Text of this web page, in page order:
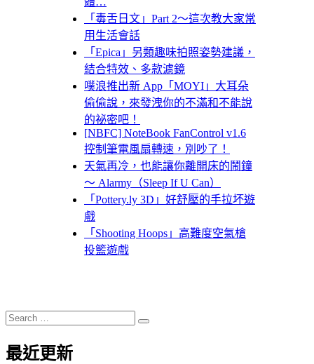
「毒舌日文」Part 2～這次教大家常
用生活會話
「Epica」另類趣味拍照姿勢建議，
結合特效、多款濾鏡
噗浪推出新 App「MOYI」大耳朵
偷偷說，來發洩你的不滿和不能說
的祕密吧！
[NBFC] NoteBook FanControl v1.6
控制筆電風扇轉速，別吵了！
天氣再冷，也能讓你離開床的鬧鐘
～ Alarmy（Sleep If U Can）
「Pottery.ly 3D」好舒壓的手拉坏遊
戲
「Shooting Hoops」高難度空氣槍
投籃遊戲
Search
for:
Search
最近更新